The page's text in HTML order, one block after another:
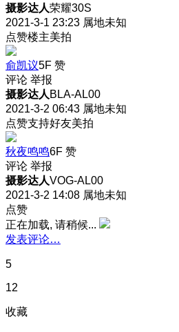
摄影达人荣耀30S
2021-3-1 23:23 属地未知
点赞楼主美拍
俞凯议5F 赞
评论 举报
摄影达人 BLA-AL00
2021-3-2 06:43 属地未知
点赞支持好友美拍
秋夜鸣鸣6F 赞
评论 举报
摄影达人VOG-AL00
2021-3-2 14:08 属地未知
点赞
正在加载, 请稍候...
发表评论…
5
12
收藏